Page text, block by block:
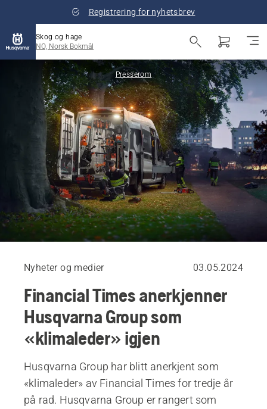
Registrering for nyhetsbrev
Skog og hage
NO, Norsk Bokmål
Presserom
Nyheter og medier 03.05.2024
Financial Times anerkjenner
Husqvarna Group som
«klimaleder» igjen
Husqvarna Group har blitt anerkjent som
«klimaleder» av Financial Times for tredje år
på rad. Husqvarna Group er rangert som